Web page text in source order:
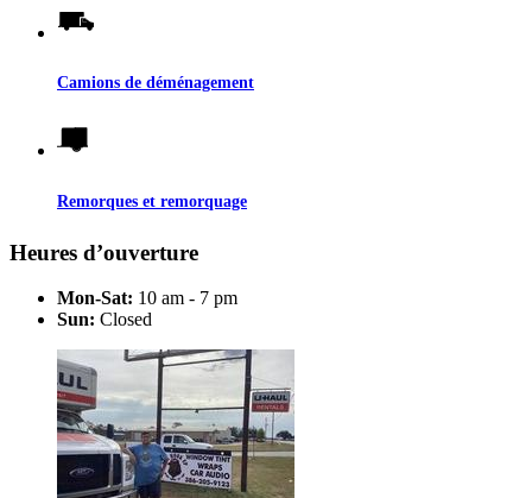
Camions de déménagement
Remorques et remorquage
Heures d’ouverture
Mon-Sat: 10 am - 7 pm
Sun: Closed